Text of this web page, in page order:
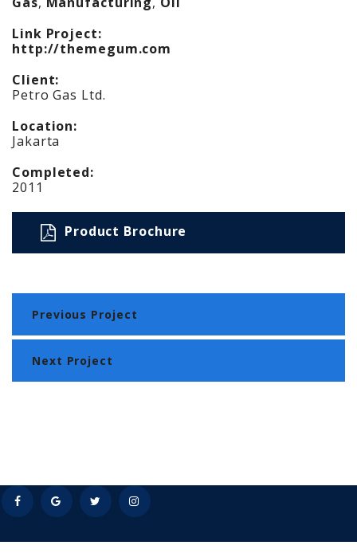
Link Project:
http://themegum.com
Client:
Petro Gas Ltd.
Location:
Jakarta
Completed:
2011
Product Brochure
Previous Project
Next Project